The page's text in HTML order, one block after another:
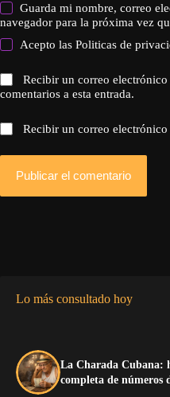
Guarda mi nombre, correo
navegador para la próxima vez
Acepto lasPoliticas de
Recibir un correo
comentarios a esta entrada.
Recibir un correo electrónico
Publicar el comentario
Lo más consultado hoy
La Charada Cubana:
completa de números